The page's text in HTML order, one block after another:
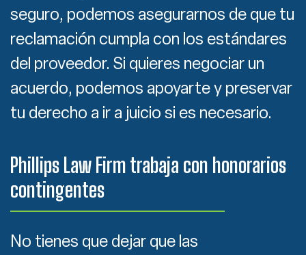
seguro, podemos asegurarnos de que tu
reclamación cumpla con los estándares
del proveedor. Si quieres negociar un
acuerdo, podemos apoyarte y preservar
tu derecho a ir a juicio si es necesario.
Phillips Law Firm trabaja con honorarios
contingentes
No tienes que dejar que las